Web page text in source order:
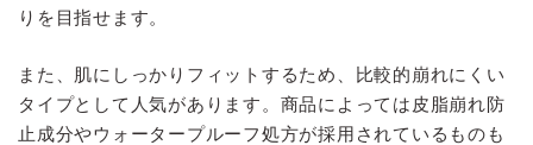
りを目指せます。
また、肌にしっかりフィットするため、比較的崩れにくい
タイプとして人気があります。商品によっては皮脂崩れ防
止成分やウォータープルーフ処方が採用されているものも